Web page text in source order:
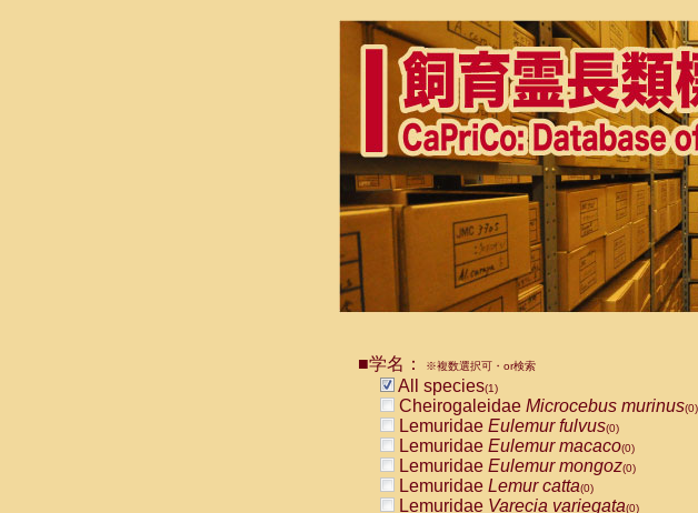
■学名： ※複数選択可・or検索
All species(1)
Cheirogaleidae Microcebus murinus(0)
Lemuridae Eulemur fulvus(0)
Lemuridae Eulemur macaco(0)
Lemuridae Eulemur mongoz(0)
Lemuridae Lemur catta(0)
Lemuridae Varecia variegata(0)